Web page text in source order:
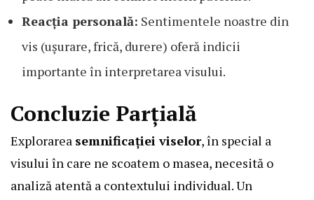
Reacția personală: Sentimentele noastre din
vis (ușurare, frică, durere) oferă indicii
importante în interpretarea visului.
Concluzie Parțială
Explorarea semnificației viselor, în special a
visului în care ne scoatem o masea, necesită o
analiză atentă a contextului individual. Un